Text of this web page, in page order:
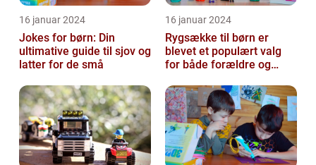
16 januar 2024
Jokes for børn: Din
ultimative guide til sjov og
latter for de små
16 januar 2024
Rygsække til børn er
blevet et populært valg
for både forældre og
transport...